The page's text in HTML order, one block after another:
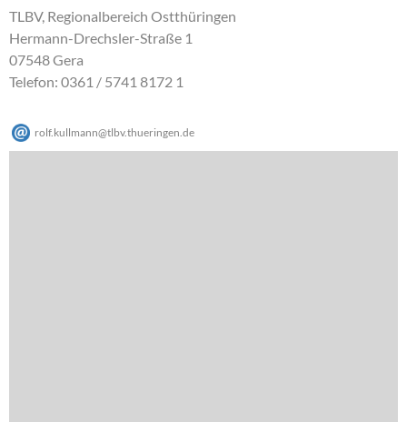
TLBV, Regionalbereich Ostthüringen
Hermann-Drechsler-Straße 1
07548 Gera
Telefon: 0361 / 5741 8172 1
rolf.kullmann@tlbv.thueringen.de